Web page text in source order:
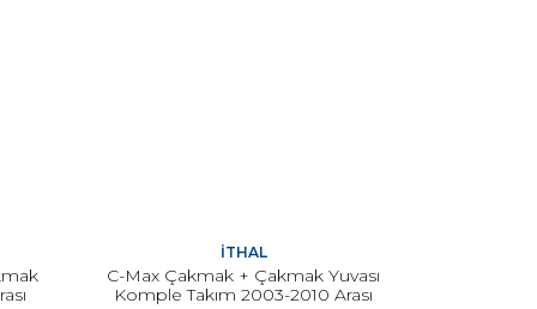
İTHAL
C-Max Çakmak + Çakmak Yuvası
Komple Takım 2003-2010 Arası